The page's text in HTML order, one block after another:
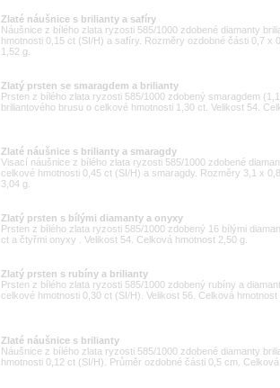
Zlaté náušnice s brilianty a safíry
Náušnice z bílého zlata ryzosti 585/1000 zdobené diamanty
hmotnosti 0,15 ct (SI/H) a safíry. Rozměry ozdobné části 0,7 x
1,52 g.
Zlatý prsten se smaragdem a brilianty
Prsten z bílého zlata ryzosti 585/1000 zdobený smaragdem
briliantového brusu o celkové hmotnosti 1,30 ct. Velikost 54.
Zlaté náušnice s brilianty a smaragdy
Visací náušnice z bílého zlata ryzosti 585/1000 zdobené
celkové hmotnosti 0,45 ct (SI/H) a smaragdy. Rozměry 3,1 x
3,04 g.
Zlatý prsten s bílými diamanty a onyxy
Prsten z bílého zlata ryzosti 585/1000 zdobený 16 bílými
ct a čtyřmi onyxy . Velikost 54. Celková hmotnost 2,50 g.
Zlatý prsten s rubíny a brilianty
Prsten z bílého zlata ryzosti 585/1000 zdobený rubíny a
celkové hmotnosti 0,30 ct (SI/H). Velikost 56. Celková hmotnost
Zlaté náušnice s brilianty
Náušnice z bílého zlata ryzosti 585/1000 zdobené diamanty
hmotnosti 0,12 ct (SI/H). Průměr ozdobné části 0,5 cm. Celková